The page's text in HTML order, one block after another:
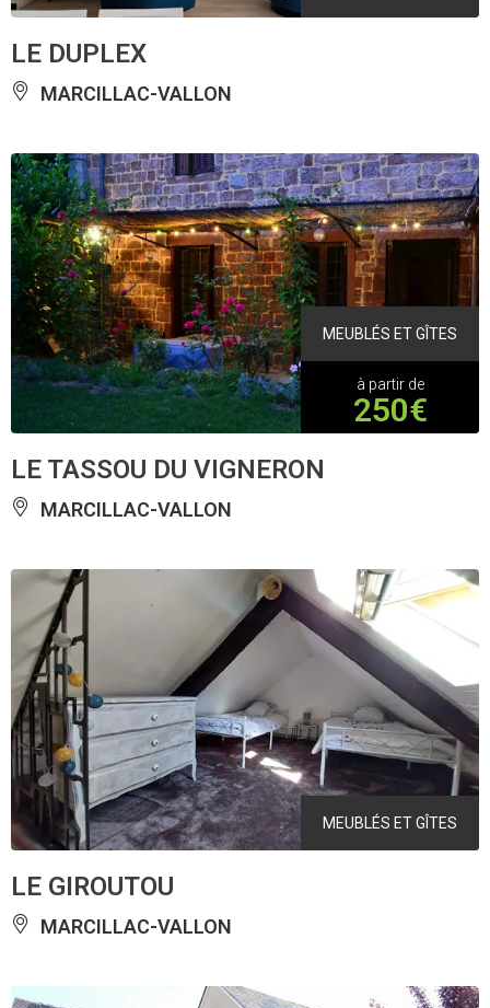
LE DUPLEX
MARCILLAC-VALLON
MEUBLÉS ET GÎTES
à partir de
250€
LE TASSOU DU VIGNERON
MARCILLAC-VALLON
MEUBLÉS ET GÎTES
LE GIROUTOU
MARCILLAC-VALLON